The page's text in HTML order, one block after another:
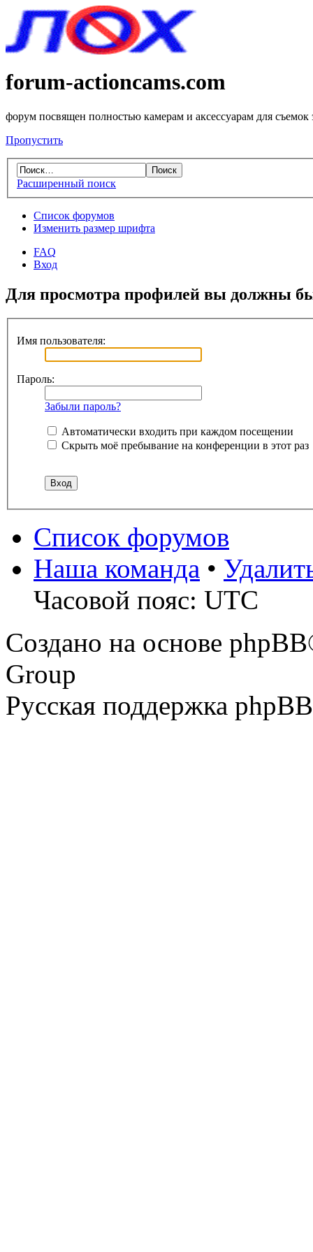
forum-actioncams.com
форум посвящен полностью камерам и аксессуарам для съемок
Пропустить
Расширенный поиск
Список форумов
Изменить размер шрифта
FAQ
Вход
Для просмотра профилей вы должны
Имя пользователя:
Пароль:
Забыли пароль?
Автоматически входить при каждом посещении
Скрыть моё пребывание на конференции в этот раз
Список форумов
Наша команда •
Часовой пояс: UTC
Создано на основе
Group
Русская поддержка phpBB